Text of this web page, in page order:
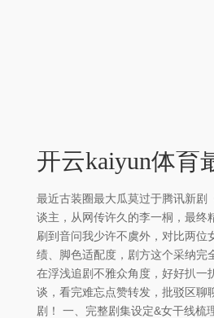
最近古装圈最大瓜莫过于腾讯新剧
谈主，从网传许久的李一桐，最终
刷到音问我少许不虞外，对比两位
绩、脚色适配度，剧方这个采纳完
在浮浅追剧不雅众角度，好好扒一
谈，看完难忘点赞转发，批驳区聊
剧！ 一、完整剧集设定&女干线梳